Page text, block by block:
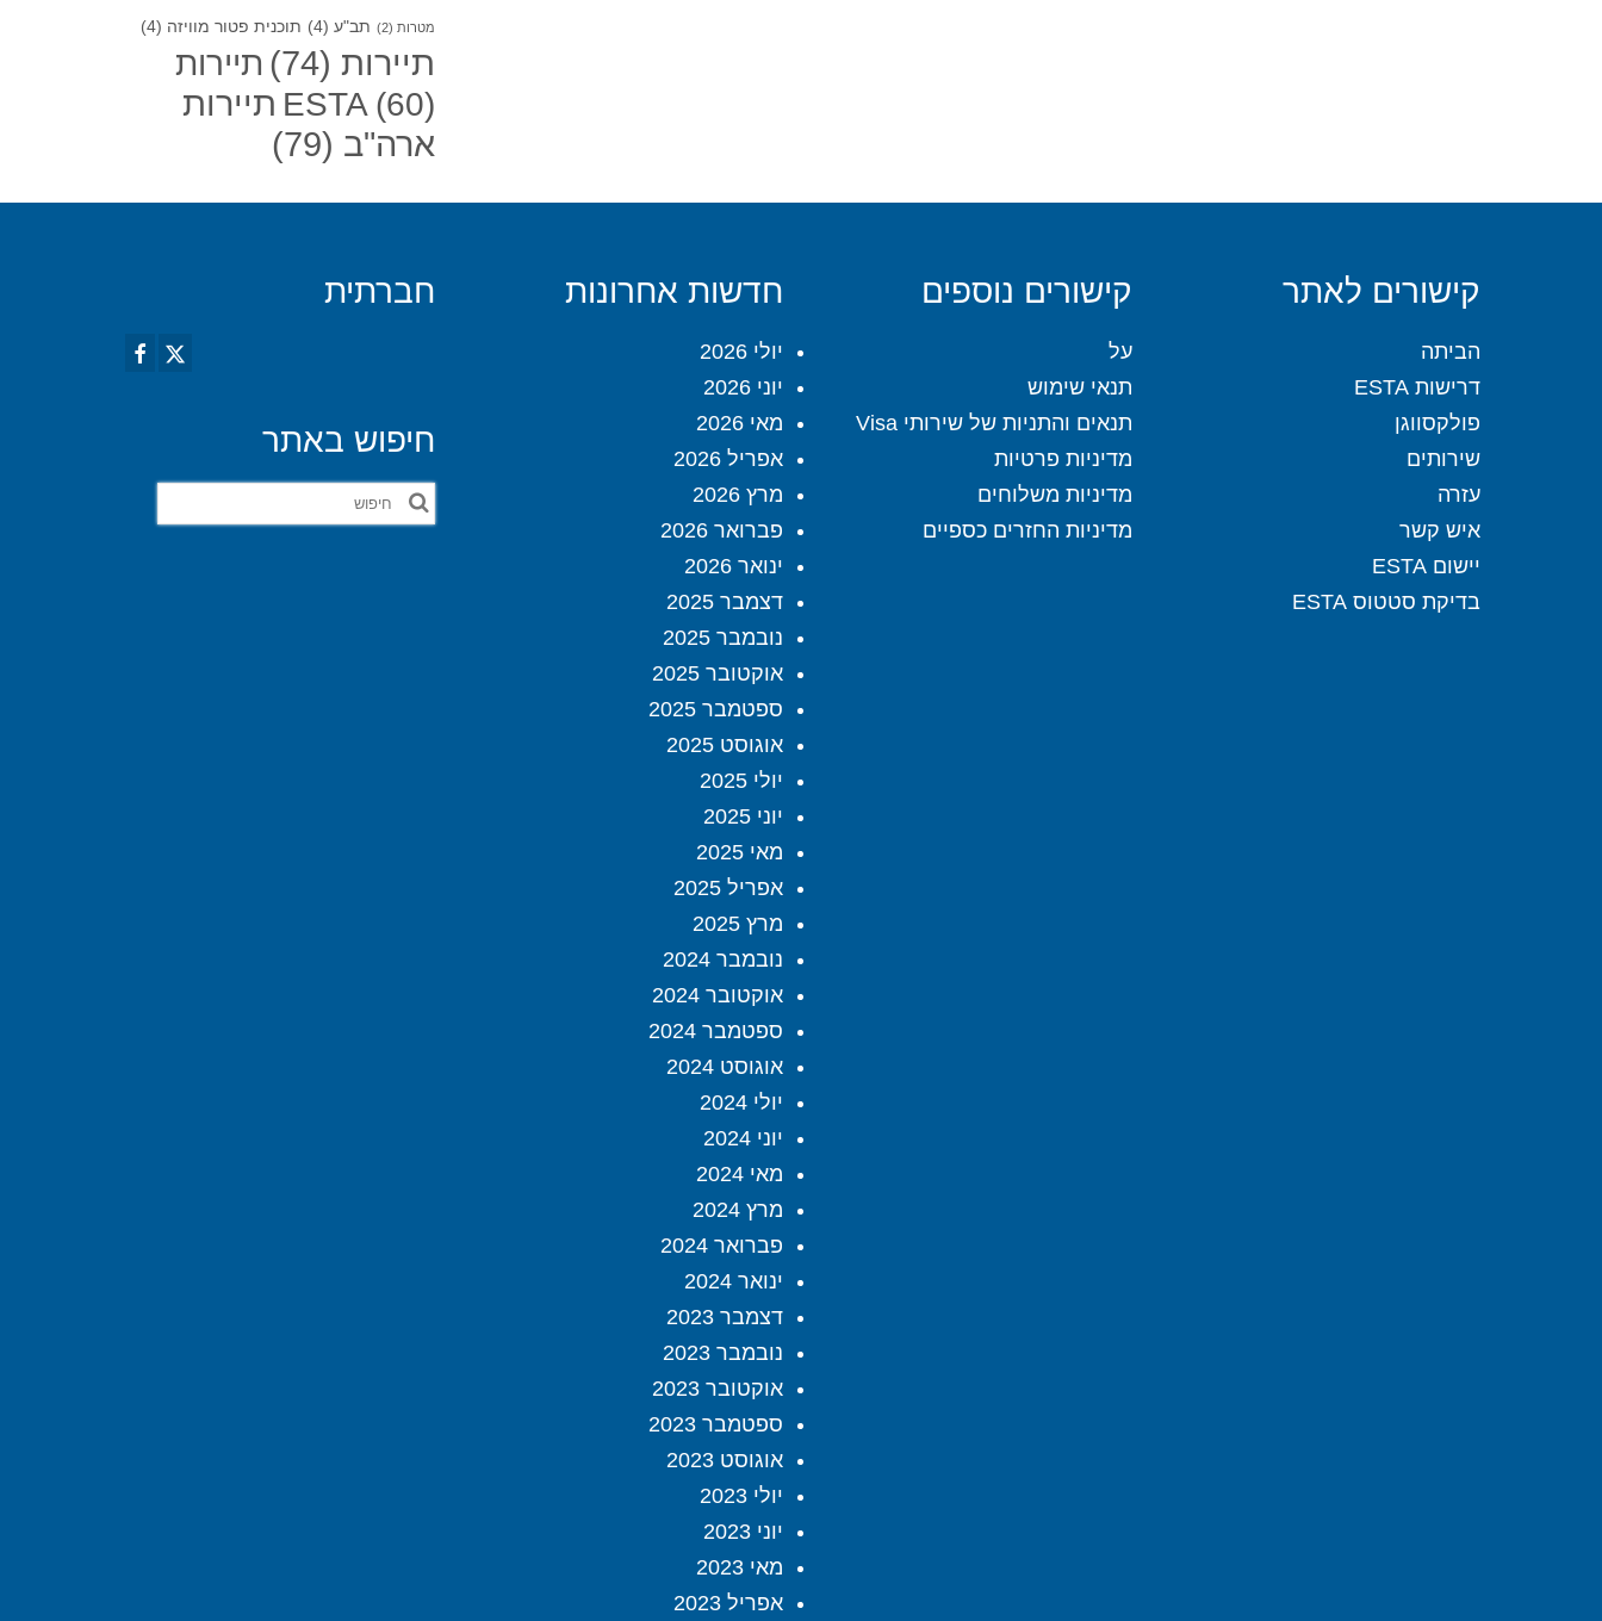
מטרות (2) תב"ע (4) תוכנית פטור מוויזה (4)
תיירות (74)
תיירות
ESTA(60)
תיירות
ארה"ב (79)
קישורים לאתר
הביתה
דרישות ESTA
פולקסווגן
שירותים
עזרה
איש קשר
יישום ESTA
בדיקת סטטוס ESTA
קישורים נוספים
על
תנאי שימוש
תנאים והתניות של שירותי Visa
מדיניות פרטיות
מדיניות משלוחים
מדיניות החזרים כספיים
חדשות אחרונות
יולי 2026
יוני 2026
מאי 2026
אפריל 2026
מרץ 2026
פברואר 2026
ינואר 2026
דצמבר 2025
נובמבר 2025
אוקטובר 2025
ספטמבר 2025
אוגוסט 2025
יולי 2025
יוני 2025
מאי 2025
אפריל 2025
מרץ 2025
נובמבר 2024
אוקטובר 2024
ספטמבר 2024
אוגוסט 2024
יולי 2024
יוני 2024
מאי 2024
מרץ 2024
פברואר 2024
ינואר 2024
דצמבר 2023
נובמבר 2023
אוקטובר 2023
ספטמבר 2023
אוגוסט 2023
יולי 2023
יוני 2023
מאי 2023
אפריל 2023
חברתית
חיפוש באתר
חפש
את: